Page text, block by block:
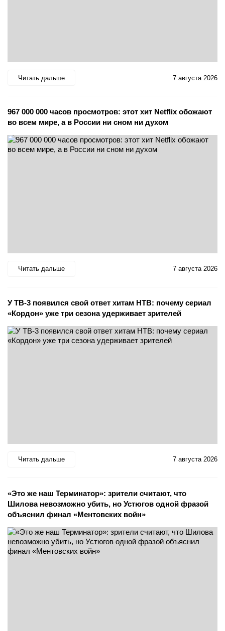
Читать дальше 7 августа 2026
967 000 000 часов просмотров: этот хит Netflix обожают
во всем мире, а в России ни сном ни духом
Читать дальше 7 августа 2026
У ТВ-3 появился свой ответ хитам НТВ: почему сериал
«Кордон» уже три сезона удерживает зрителей
Читать дальше 7 августа 2026
«Это же наш Терминатор»: зрители считают, что
Шилова невозможно убить, но Устюгов одной фразой
объяснил финал «Ментовских войн»